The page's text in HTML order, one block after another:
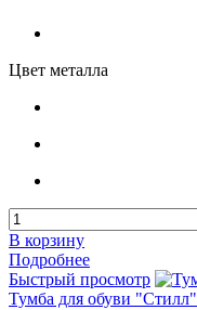
Цвет металла
В корзину
Подробнее
Быстрый просмотр
Тумба для обуви "Стилл"